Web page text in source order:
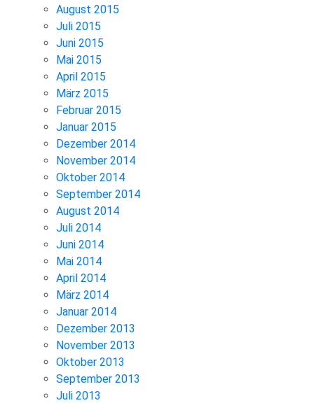
August 2015
Juli 2015
Juni 2015
Mai 2015
April 2015
März 2015
Februar 2015
Januar 2015
Dezember 2014
November 2014
Oktober 2014
September 2014
August 2014
Juli 2014
Juni 2014
Mai 2014
April 2014
März 2014
Januar 2014
Dezember 2013
November 2013
Oktober 2013
September 2013
Juli 2013